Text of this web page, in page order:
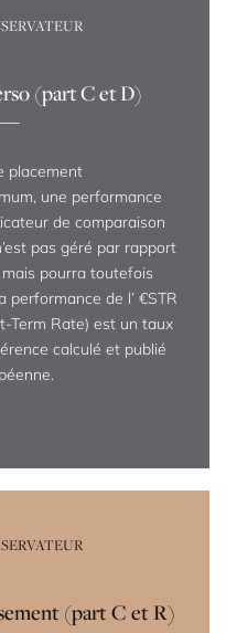
(part C et D)
placement
une performance
de comparaison
pas géré par rapport
pourra toutefois
de l’ €STR
Term Rate) est un taux
calculé et publié
(part C et R)